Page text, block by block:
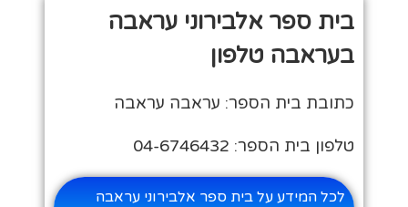
בית ספר אלבירוני עראבה
בעראבה טלפון
כתובת בית הספר: עראבה עראבה
טלפון בית הספר: 04-6746432
לכל המידע על בית ספר אלבירוני עראבה